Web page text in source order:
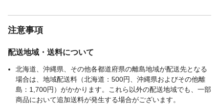
国
JANコード
4904872007166
関連キーワード
アロマオイル, ルームフレグランス, ギフト
日本製 お香 線香 香り アロマ 和 和風 短寸
お部屋 玄関 リラックス リフレッシュ ひよ
り 大香
注意事項
配送地域・送料について
北海道、沖縄県、その他各都道府県の離島地域が配送先となる
場合は、地域配送料（北海道：500円、沖縄県およびその他離
島：1,700円）がかかります。これら以外の配送地域でも、一部
商品において追加送料が発生する場合がございます。